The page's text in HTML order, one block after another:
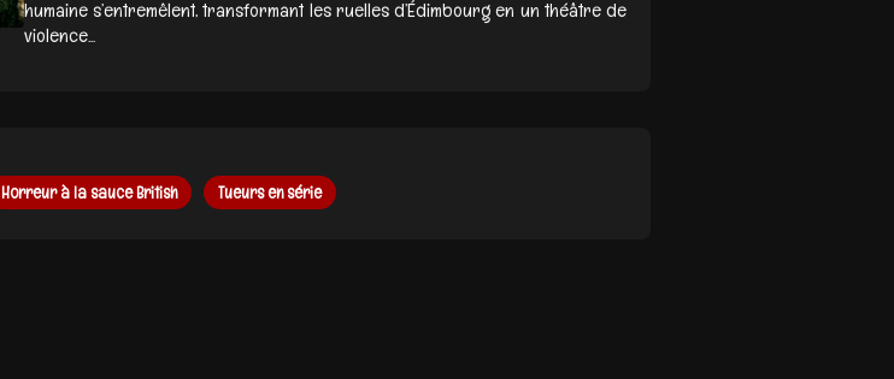
humaine s’entremêlent, transformant les ruelles d’Édimbourg en un théâtre de
violence...
Horreur à la sauce British Tueurs en série